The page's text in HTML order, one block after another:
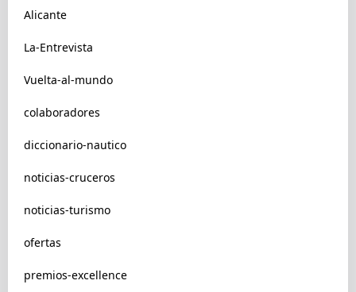
Alicante
La-Entrevista
Vuelta-al-mundo
colaboradores
diccionario-nautico
noticias-cruceros
noticias-turismo
ofertas
premios-excellence